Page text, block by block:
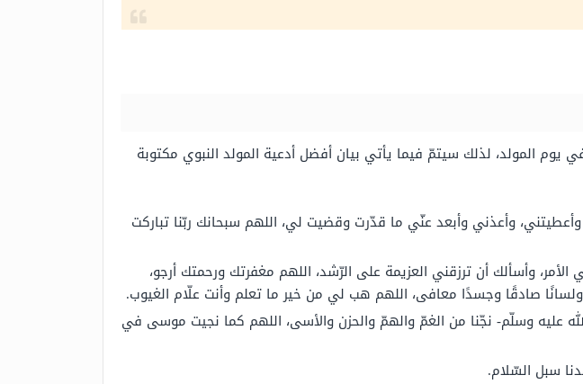
يوم المولد، لذلك سيتمّ فيما يأتي بيان أفضل أدعية المولد النبوي مكتوبة
وأعذني وأبعد عنّي ما قدّرت وقضيت لي، اللهم سبحانك ربّنا تباركت
وأسألك أن ترزقني العزيمة على الرّشد، اللهم مغفرتك ورحمتك أرجو،
صادقًا وجسدًا معافى، اللهم هب لي من خير ما تعلم وأنت علّام الغيوب.
عليه وسلّم- نجّنا من الغمّ والهمّ والحزن والأسى، اللهم كما نجيت موسى في
سبل السّلام.